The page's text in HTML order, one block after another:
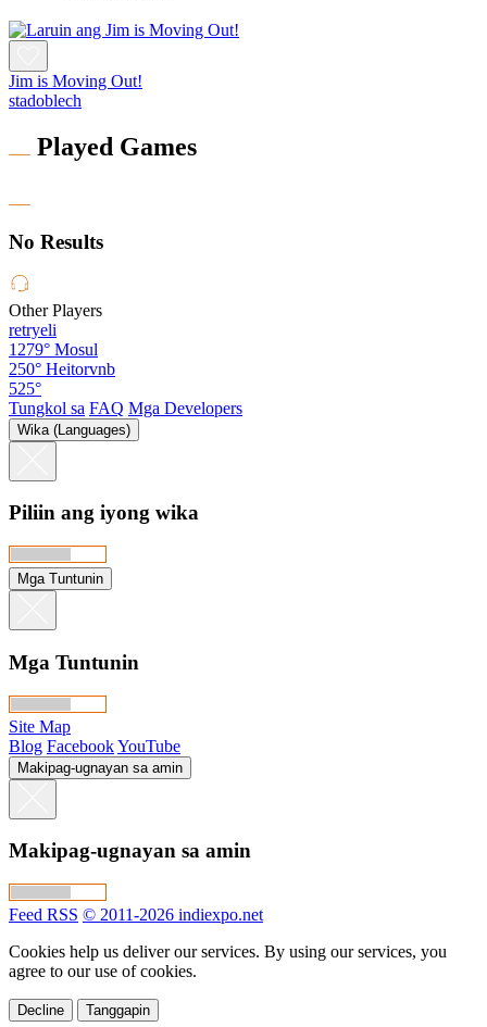
Jim is Moving Out!
stadoblech
Played Games
No Results
Other Players
retryeli
1279° Mosul
250° Heitorvnb
525°
Tungkol sa FAQ Mga Developers
Wika (Languages)
Piliin ang iyong wika
Mga Tuntunin
Mga Tuntunin
Site Map
Blog FacebookYouTube
Makipag-ugnayan sa amin
Makipag-ugnayan sa amin
Feed RSS © 2011-2026 indiexpo.net
Cookies help us deliver our services. By using our services, you
agree to our use of cookies.
Decline Tanggapin